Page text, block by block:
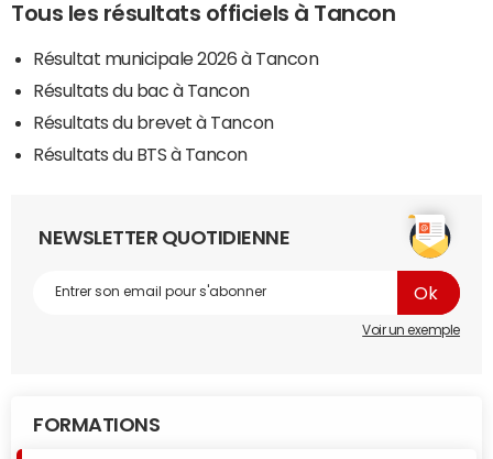
Tous les résultats officiels à Tancon
Résultat municipale 2026 à Tancon
Résultats du bac à Tancon
Résultats du brevet à Tancon
Résultats du BTS à Tancon
NEWSLETTER QUOTIDIENNE
Voir un exemple
FORMATIONS